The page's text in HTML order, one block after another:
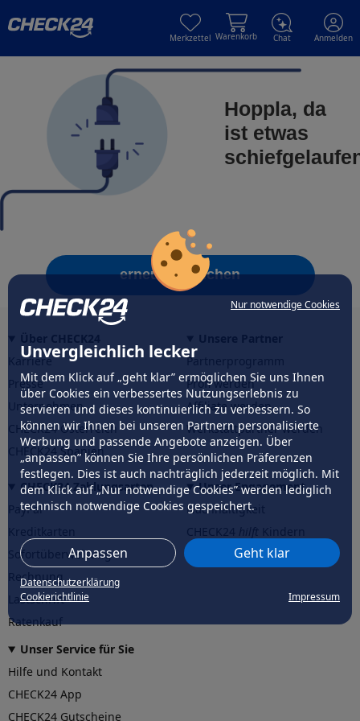
Nur notwendige Cookies
Unvergleichlich lecker
Mit dem Klick auf „geht klar” ermöglichen Sie uns Ihnen
über Cookies ein verbessertes Nutzungserlebnis zu
servieren und dieses kontinuierlich zu verbessern. So
können wir Ihnen bei unseren Partnern personalisierte
Werbung und passende Angebote anzeigen. Über
„anpassen” können Sie Ihre persönlichen Präferenzen
festlegen. Dies ist auch nachträglich jederzeit möglich. Mit
dem Klick auf „Nur notwendige Cookies” werden lediglich
technisch notwendige Cookies gespeichert.
Anpassen Geht klar
Datenschutzerklärung
Cookierichtlinie
Impressum
Merkzettel Warenkorb Chat Anmelden
Hoppla, da
ist etwas
erneut versuchen
Karriere
Presse
Unternehmen
CHECK24 Österreich
CHECK24 Spanien
Partnerprogramm
Profi werden
Affiliate werden
Werkstattpartner werden
CHECK24 Zahlungsarten
PayPal
Sofortüberweisung
Rechnung
Lastschrift
Ratenkauf
Unser Engagement
Nachhaltigkeit
CHECK24hilftder Natur
Unser Service für Sie
Hilfe und Kontakt
CHECK24 App
CHECK24 Gutscheine